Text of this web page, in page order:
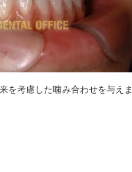
を考慮した噛み合わせを与えま